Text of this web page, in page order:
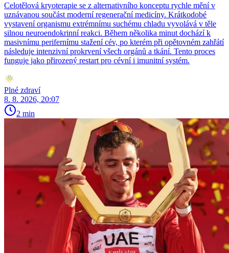
Celotělová kryoterapie se z alternativního konceptu rychle mění v
uznávanou součást moderní regenerační medicíny. Krátkodobé
vystavení organismu extrémnímu suchému chladu vyvolává v těle
silnou neuroendokrinní reakci. Během několika minut dochází k
masivnímu perifernímu stažení cév, po kterém při opětovném zahřátí
následuje intenzivní prokrvení všech orgánů a tkání. Tento proces
funguje jako přirozený restart pro cévní i imunitní systém.
Plné zdraví
8. 8. 2026, 20:07
2 min